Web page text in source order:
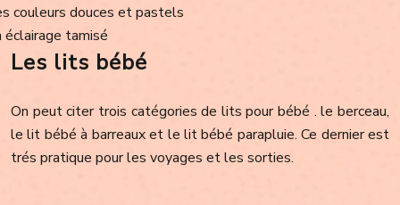
couleurs douces et pastels
éclairage tamisé
Les lits bébé
On peut citer trois catégories de lits pour bébé . le berceau,
le lit bébé à barreaux et le lit bébé parapluie. Ce dernier est
trés pratique pour les voyages et les sorties.